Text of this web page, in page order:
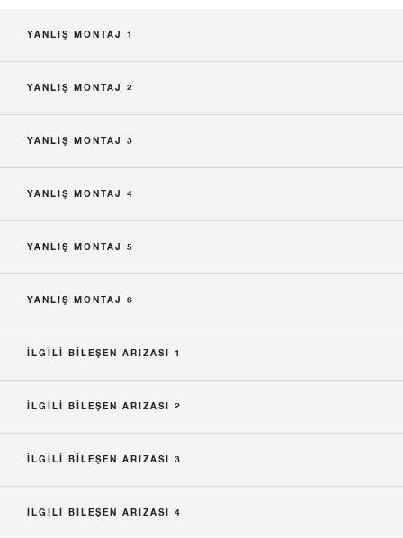
YANLIŞ MONTAJ 1
YANLIŞ MONTAJ 2
YANLIŞ MONTAJ 3
YANLIŞ MONTAJ 4
YANLIŞ MONTAJ 5
YANLIŞ MONTAJ 6
ILGILI BILEŞEN ARIZASI 1
ILGILI BILEŞEN ARIZASI 2
ILGILI BILEŞEN ARIZASI 3
ILGILI BILEŞEN ARIZASI 4